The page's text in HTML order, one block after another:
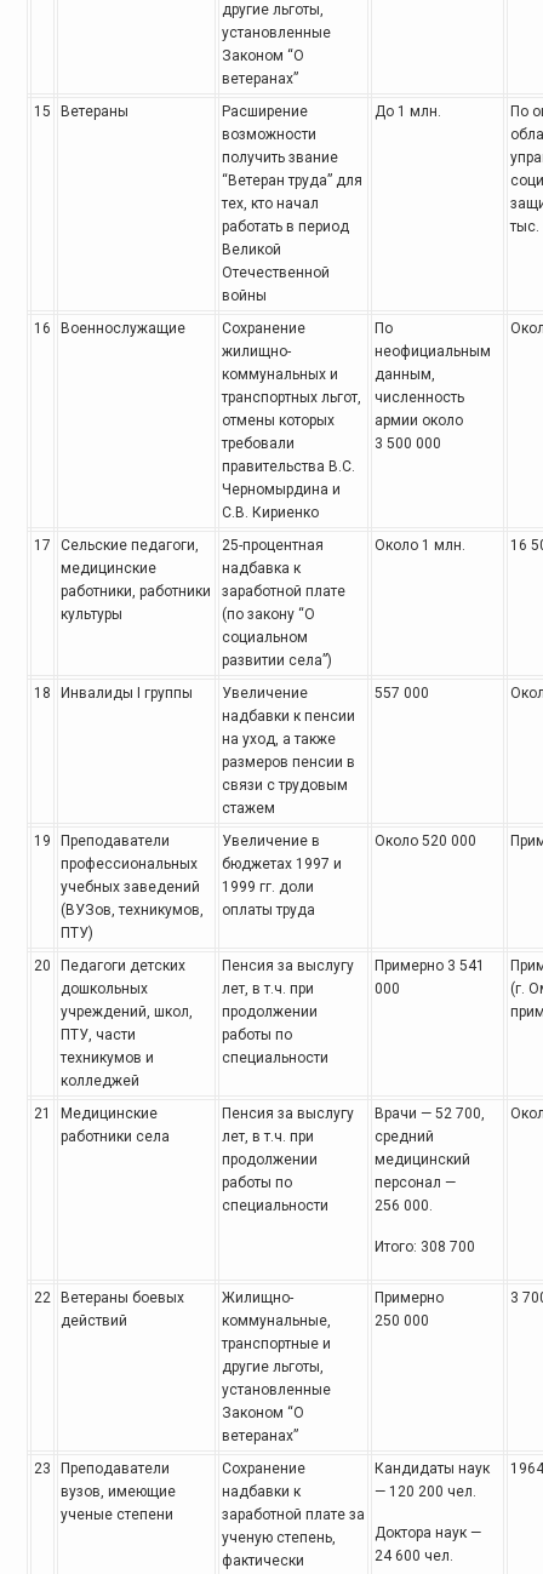
другие льготы,
установленные
Законом “О
ветеранах”
15 Ветераны
Расширение
возможности
получить звание
“Ветеран труда” для
тех, кто начал
работать в период
Великой
Отечественной
войны
До 1 млн.
По
тыс.
16 Военнослужащие
Сохранение
жилищно-
коммунальных и
транспортных льгот,
отмены которых
требовали
правительства В.С.
Черномырдина и
С.В. Кириенко
По
неофициальным
данным,
численность
армии около
3 500 000
17
Сельские педагоги,
медицинские
работники, работники
культуры
25-процентная
надбавка к
заработной плате
(по закону “О
социальном
развитии села”)
Около 1 млн. 16
18 Инвалиды I группы
Увеличение
надбавки к пенсии
на уход, а также
размеров пенсии в
связи с трудовым
стажем
557 000
19
Преподаватели
профессиональных
учебных заведений
(ВУЗов, техникумов,
ПТУ)
Увеличение в
бюджетах 1997 и
1999 гг. доли
оплаты труда
Около 520 000
20
Педагоги детских
дошкольных
учреждений, школ,
ПТУ, части
техникумов и
колледжей
Пенсия за выслугу
лет, в т.ч. при
продолжении
работы по
специальности
Примерно 3 541
000
(г.
21
Медицинские
работники села
Пенсия за выслугу
лет, в т.ч. при
продолжении
работы по
специальности
Врачи — 52 700,
средний
медицинский
персонал —
256 000.
Итого: 308 700
22
Ветераны боевых
действий
Жилищно-
коммунальные,
транспортные и
другие льготы,
установленные
Законом “О
ветеранах”
Примерно
250 000
3
23
Преподаватели
вузов, имеющие
ученые степени
Сохранение
надбавки к
заработной плате за
ученую степень,
фактически
Кандидаты наук
— 120 200 чел.
Доктора наук —
24 600 чел.
1964